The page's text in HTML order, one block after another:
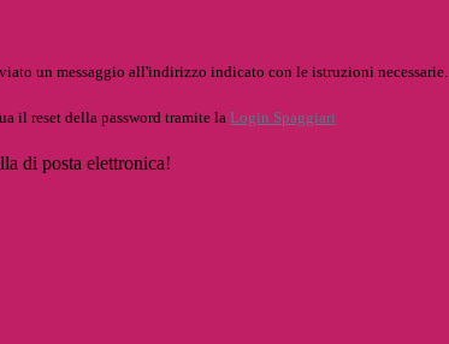
un messaggio all'indirizzo indicato con le istruzioni necessarie.
il reset della password tramite la Login Spaggiari
di posta elettronica!